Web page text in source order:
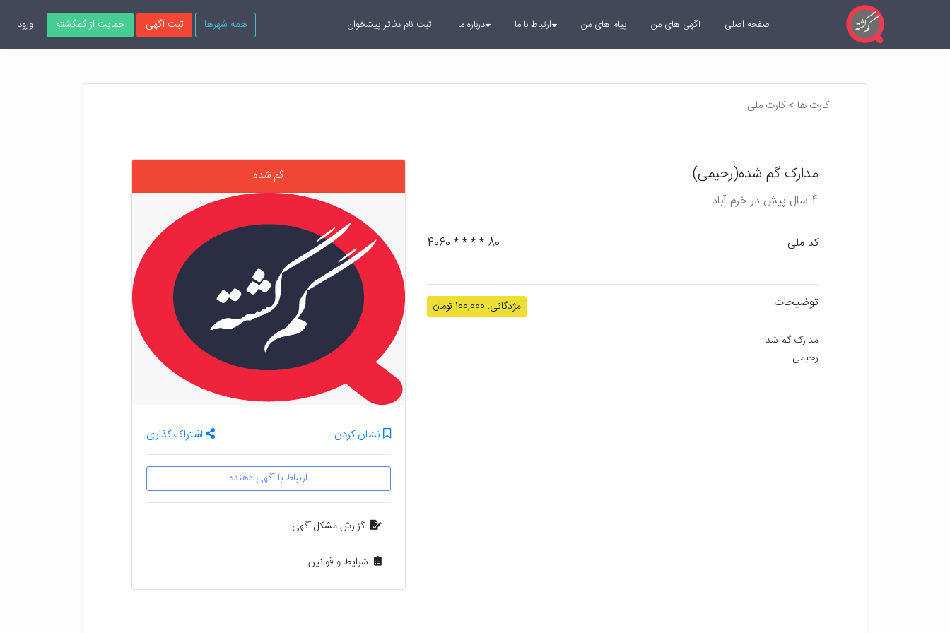
همه شهرها ثبت آگهی حمایت از گمگشته ورود صفحه اصلی آگهی های من پیام های من ارتباط با ما درباره ما ثبت نام دفاتر پیشخوان
کارت ها > کارت ملی
مدارک گم شده(رحیمی)
4 سال پیش در خرم آباد
کد ملی 80 * * * * 4060
توضیحات
مژدگانی: 100,000 تومان
رحیمی
گم شده
نشان کردن اشتراک گذاری
ارتباط با آگهی دهنده
گزارش مشکل آگهی
شرایط و قوانین